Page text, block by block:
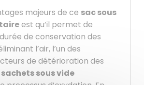
majeurs de ce sac sous
est qu’il permet de
de conservation des
l’air, l’un des
de détérioration des
sachets sous vide